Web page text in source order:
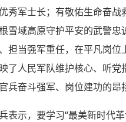
秀军士长；有敬佑生命奋战
雪域高原守护平安的武警
担当强军重任，在平凡岗位
了人民军队维护核心、听党
兵奋斗强军、岗位建功的昂
表示，要学习“最美新时代